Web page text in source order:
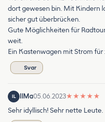
dort gewesen bin. Mit Kindern
sicher gut überbrücken.
Gute Möglichkeiten für
weit.
Ein Kastenwagen mit Strom
Svar
IL IlMa05.06.2023★ ★ ★ ★ ★
Sehr idyllisch! Sehr nette Leute.